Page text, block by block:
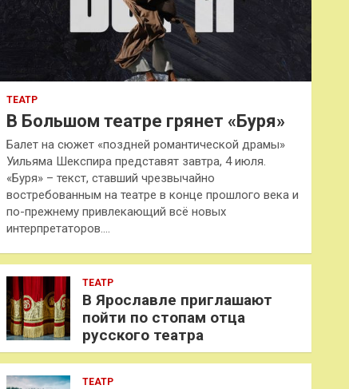
ТЕАТР
В Большом театре грянет «Буря»
Балет на сюжет «поздней романтической драмы»
Уильяма Шекспира представят завтра, 4 июля.
«Буря» – текст, ставший чрезвычайно
востребованным на театре в конце прошлого века и
по-прежнему привлекающий всё новых
интерпретаторов.…
ТЕАТР
В Ярославле приглашают
пойти по стопам отца
русского театра
ТЕАТР